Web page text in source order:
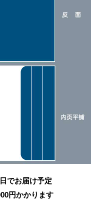
でお届け予定
円かかります